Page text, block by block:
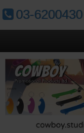
טלפון:
03-6200430